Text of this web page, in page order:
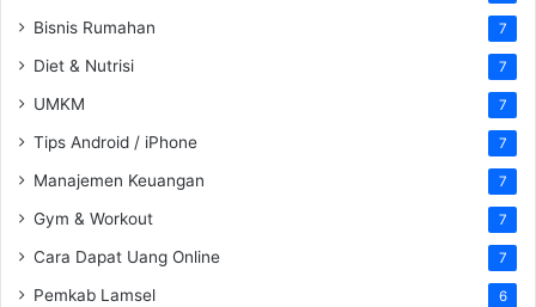
Bisnis Rumahan 7
Diet & Nutrisi 7
UMKM 7
Tips Android / iPhone 7
Manajemen Keuangan 7
Gym & Workout 7
Cara Dapat Uang Online 7
Pemkab Lamsel 6